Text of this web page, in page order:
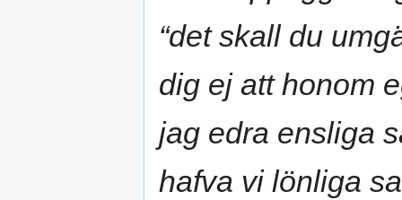
“det skall du
dig ej att honom
jag edra ensliga
hafva vi lönliga